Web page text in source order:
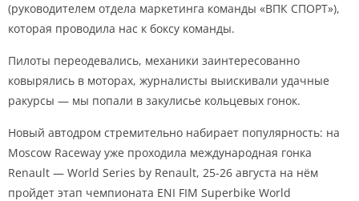
(руководителем отдела маркетинга команды «ВПК СПОРТ»),
которая проводила нас к боксу команды.
Пилоты переодевались, механики заинтересованно
ковырялись в моторах, журналисты выискивали удачные
ракурсы — мы попали в закулисье кольцевых гонок.
Новый автодром стремительно набирает популярность: на
Moscow Raceway уже проходила международная гонка
Renault — World Series by Renault, 25-26 августа на нём
пройдет этап чемпионата ENI FIM Superbike World